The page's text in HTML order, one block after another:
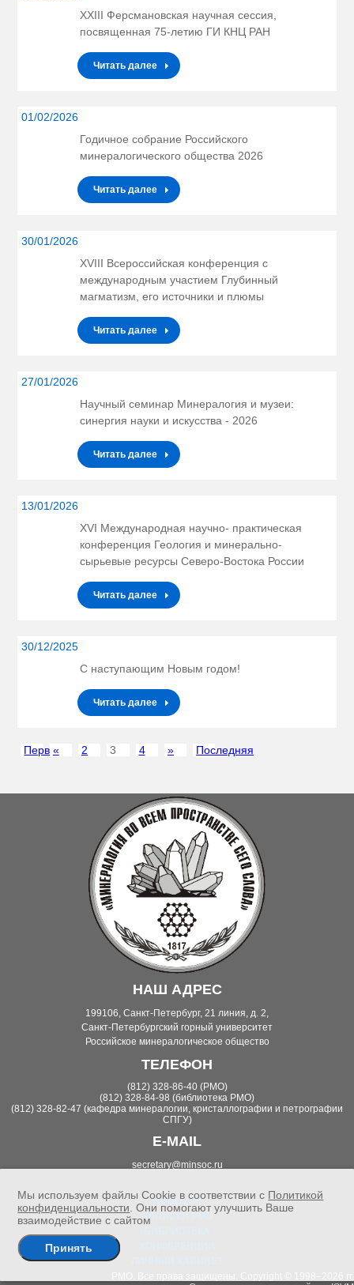
XXIII Ферсмановская научная сессия,
посвященная 75-летию ГИ КНЦ РАН
Читать далее
01/02/2026
Годичное собрание Российского
минералогического общества 2026
Читать далее
30/01/2026
ХVIII Всероссийская конференция с
международным участием Глубинный
магматизм, его источники и плюмы
Читать далее
27/01/2026
Научный семинар Минералогия и музеи:
синергия науки и искусства - 2026
Читать далее
13/01/2026
XVI Международная научно- практическая
конференция Геология и минерально-
сырьевые ресурсы Северо-Востока России
Читать далее
30/12/2025
С наступающим Новым годом!
Читать далее
Первая
« 2 3 4 » Последняя
НАШ АДРЕС
199106, Санкт-Петербург, 21 линия, д. 2,
Санкт-Петербургский горный университет
Российское минералогическое общество
ТЕЛЕФОН
(812) 328-86-40 (РМО)
(812) 328-84-98 (библиотека РМО)
(812) 328-82-47 (кафедра минералогии, кристаллографии и петрографии
СПГУ)
E-MAIL
secretary@minsoc.ru
НОВОСТИ
ЗАПИСКИ РМО
Мы используем файлы Cookie в соответствии с Политикой
конфиденциальности . Они помогают улучшить Ваше
взаимодействие с сайтом
Принять